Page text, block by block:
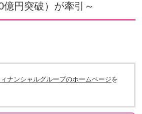
億円突破）が牽引～
ナンシャルグループのホームページを